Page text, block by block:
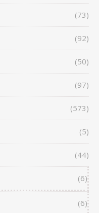
(73)
(92)
(50)
(97)
(573)
(5)
(44)
(6)
(6)